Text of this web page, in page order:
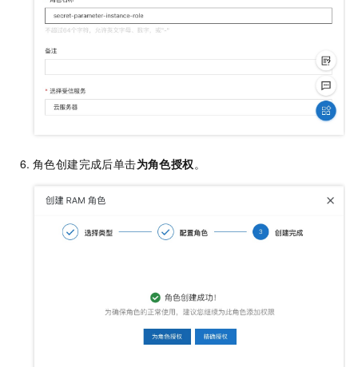
角色创建完成后单击为角色授权。